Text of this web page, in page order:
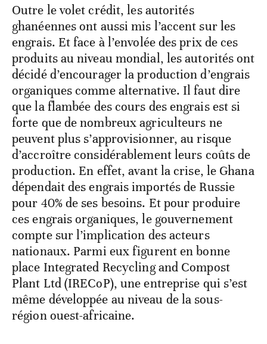
Outre le volet crédit, les autorités
ghanéennes ont aussi mis l’accent sur les
engrais. Et face à l’envolée des prix de ces
produits au niveau mondial, les autorités ont
décidé d’encourager la production d’engrais
organiques comme alternative. Il faut dire
que la flambée des cours des engrais est si
forte que de nombreux agriculteurs ne
peuvent plus s’approvisionner, au risque
d’accroître considérablement leurs coûts de
production. En effet, avant la crise, le Ghana
dépendait des engrais importés de Russie
pour 40% de ses besoins. Et pour produire
ces engrais organiques, le gouvernement
compte sur l’implication des acteurs
nationaux. Parmi eux figurent en bonne
place Integrated Recycling and Compost
Plant Ltd (IRECoP), une entreprise qui s’est
même développée au niveau de la sous-
région ouest-africaine.